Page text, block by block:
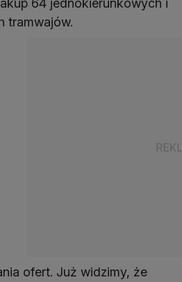
64 jednokierunkowych i
tramwajów.
ofert. Już widzimy, że